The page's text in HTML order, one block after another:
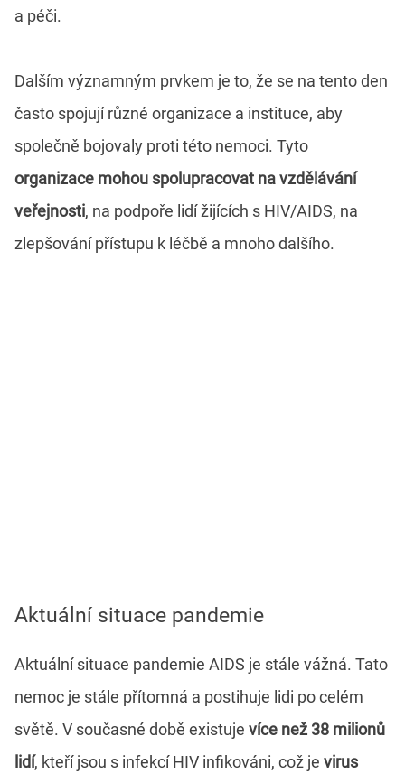
a péči.
Dalším významným prvkem je to, že se na tento den
často spojují různé organizace a instituce, aby
společně bojovaly proti této nemoci. Tyto
organizace mohou spolupracovat na vzdělávání
veřejnosti, na podpoře lidí žijících s HIV/AIDS, na
zlepšování přístupu k léčbě a mnoho dalšího.
Aktuální situace pandemie
Aktuální situace pandemie AIDS je stále vážná. Tato
nemoc je stále přítomná a postihuje lidi po celém
světě. V současné době existuje více než 38 milionů
lidí, kteří jsou s infekcí HIV infikováni, což je virus